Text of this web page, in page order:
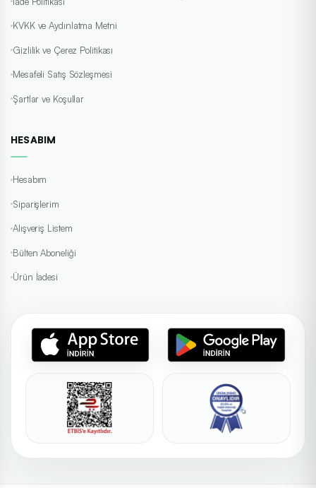
KVKK ve Aydınlatma Metni
Gizlilik ve Çerez Politikası
Mesafeli Satış Sözleşmesi
Şartlar ve Koşullar
HESABIM
Hesabım
Siparişlerim
Alışveriş Listem
Bülten Aboneliği
Ürün İadesi